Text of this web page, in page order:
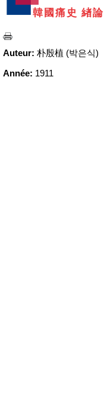
韓國痛史 緖論
Auteur: 朴殷植 (박은식)
Année: 1911